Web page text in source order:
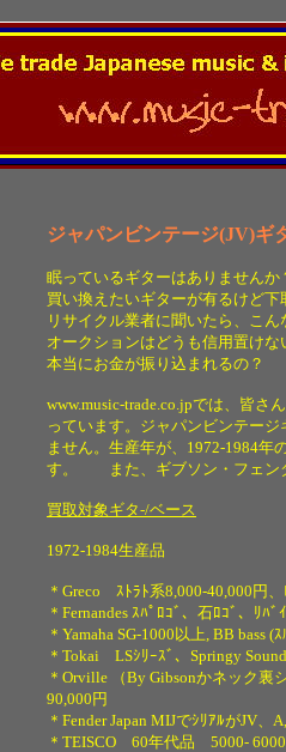
ジャパンビンテージ(JV)ギ
眠っているギターはありませんか
買い換えたいギターが有るけど下
リサイクル業者に聞いたら、こ
オークションはどうも信用置け
本当にお金が振り込まれるの？
www.music-trade.co.jpでは、皆さ
っています。 ジャパンビンテー
ません。生産年が、1972-1984年
す。 また、ギブソン・フェン
買取対象ギタ-/ベース
1972-1984生産品
＊ Greco ｽﾄﾗﾄ系8,000-40,000円、
＊Fernandes ｽﾊﾟﾛｺﾞ、石ﾛｺﾞ、ﾘ
＊Yamaha SG-1000以上, BB bass
＊Tokai LSｼﾘｰｽﾞ、Springy
＊Orville （By Gibsonかネック
90,000円
＊Fender Japan MIJでｼﾘｱﾙがJV、
＊TEISCO 60年代品 5000-